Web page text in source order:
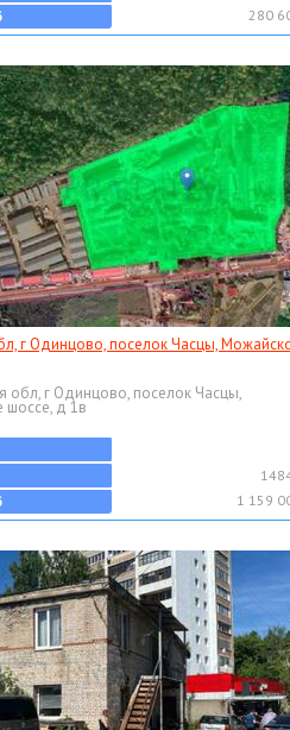
280
г Одинцово, поселок Часцы,
обл, г Одинцово, поселок Часцы,
д 1в
1 159